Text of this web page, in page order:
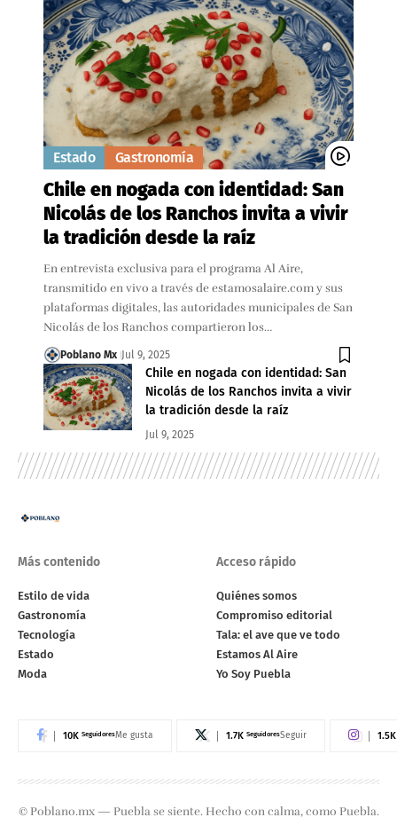
Estado Gastronomía
Chile en nogada con identidad: San
Nicolás de los Ranchos invita a vivir
la tradición desde la raíz
En entrevista exclusiva para el programa Al Aire,
transmitido en vivo a través de estamosalaire.com y sus
plataformas digitales, las autoridades municipales de San
Nicolás de los Ranchos compartieron los…
Poblano Mx Jul 9, 2025
Chile en nogada con identidad: San
Nicolás de los Ranchos invita a vivir
la tradición desde la raíz
Jul 9, 2025
Más contenido
Estilo de vida
Gastronomía
Tecnología
Estado
Moda
Acceso rápido
Quiénes somos
Compromiso editorial
Tala: el ave que ve todo
Estamos Al Aire
Yo Soy Puebla
10K SeguidoresMe gusta 1.7K SeguidoresSeguir 1.5K
© Poblano.mx — Puebla se siente. Hecho con calma, como Puebla.